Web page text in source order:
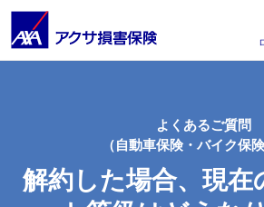
よくあるご質問
（自動車保険・バイク保険
解約した場合、現在